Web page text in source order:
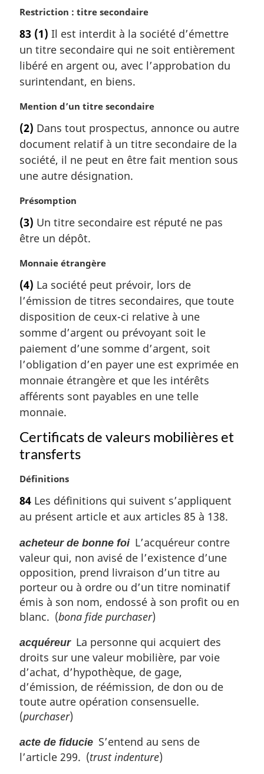
N
t
e
m
r
g
n
a
e
:
Restriction : titre secondaire
83 (1) Il est interdit à la société d’émettre
un titre secondaire qui ne soit entièrement
libéré en argent ou, avec l’approbation du
surintendant, en biens.
N
t
e
m
a
g
n
a
e
Mention d’un titre secondaire
(2) Dans tout prospectus, annonce ou autre
document relatif à un titre secondaire de la
société, il ne peut en être fait mention sous
une autre désignation.
N
t
e
a
r
g
i
n
a
e
:
Présomption
(3) Un titre secondaire est réputé ne pas
être un dépôt.
N
t
e
m
a
g
i
n
a
e
:
Monnaie étrangère
(4) La société peut prévoir, lors de
l’émission de titres secondaires, que toute
disposition de ceux-ci relative à une
somme d’argent ou prévoyant soit le
paiement d’une somme d’argent, soit
l’obligation d’en payer une est exprimée en
monnaie étrangère et que les intérêts
afférents sont payables en une telle
monnaie.
Certificats de valeurs mobilières et
transferts
N
t
e
a
r
g
i
n
a
l
:
Définitions
84 Les définitions qui suivent s’appliquent
au présent article et aux articles 85 à 138.
acheteur de bonne foiL’acquéreur contre
valeur qui, non avisé de l’existence d’une
opposition, prend livraison d’un titre au
porteur ou à ordre ou d’un titre nominatif
émis à son nom, endossé à son profit ou en
blanc. (bona fide purchaser)
acquéreurLa personne qui acquiert des
droits sur une valeur mobilière, par voie
d’achat, d’hypothèque, de gage,
d’émission, de réémission, de don ou de
toute autre opération consensuelle.
(purchaser)
acte de fiducie S’entend au sens de
l’article 299. (trust indenture)